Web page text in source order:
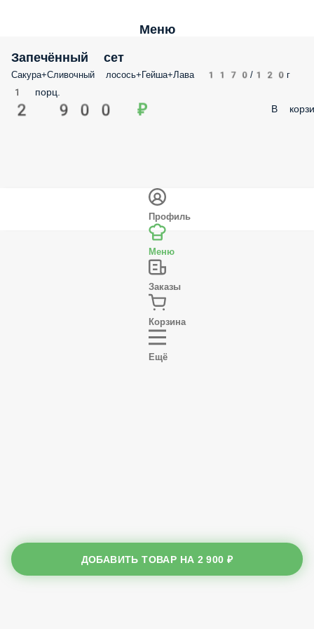
Меню
Запечённый сет
Сакура+Сливочный лосось+Гейша+Лава 1170/120г
1 порц.
2 900 ₽ В
ДОБАВИТЬ ТОВАР НА 2 900 ₽
Профиль
Меню
Заказы
Корзина
Ещё